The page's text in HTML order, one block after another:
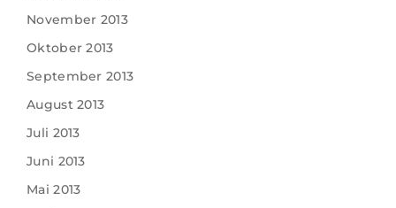
November 2013
Oktober 2013
September 2013
August 2013
Juli 2013
Juni 2013
Mai 2013